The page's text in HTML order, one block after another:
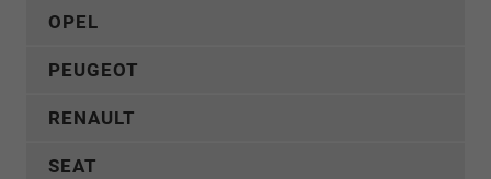
OPEL
PEUGEOT
RENAULT
SEAT